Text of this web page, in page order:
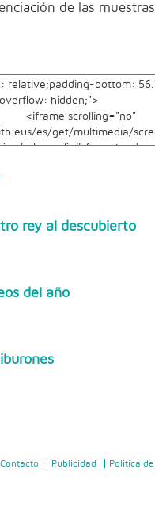
de las
rey al descubierto
del año
Contacto Publicidad Politica